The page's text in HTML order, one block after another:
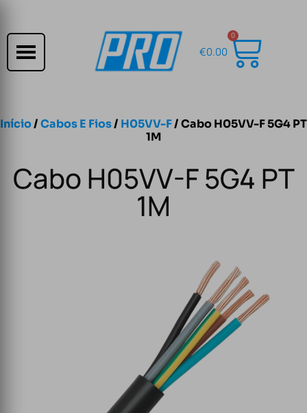
€0.00
0
Início/Cabos E Fios/ H05VV-F/ Cabo H05VV-F 5G4 PT
1M
Cabo H05VV-F 5G4 PT
1M